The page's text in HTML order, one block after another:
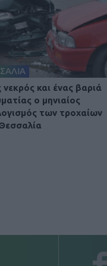
νεκρός και ένας βαριά
ο μηνιαίος
των τροχαίων